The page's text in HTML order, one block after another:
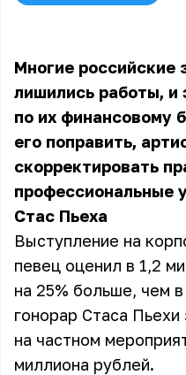
Многие российские
лишились работы, и
по их финансовому
его поправить,
скорректировать
профессиональные
Стас Пьеха
Выступление на
певец оценил в 1,2
на 25% больше, чем
гонорар Стаса
на частном
миллиона рублей.